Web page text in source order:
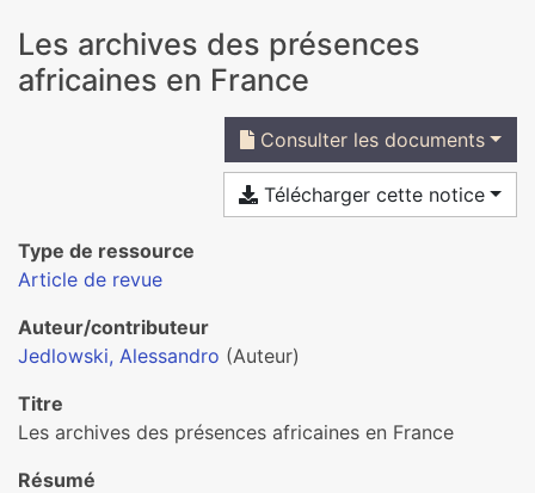
Les archives des présences
africaines en France
Consulter les documents
Télécharger cette notice
Type de ressource
Article de revue
Auteur/contributeur
Jedlowski, Alessandro (Auteur)
Titre
Les archives des présences africaines en France
Résumé